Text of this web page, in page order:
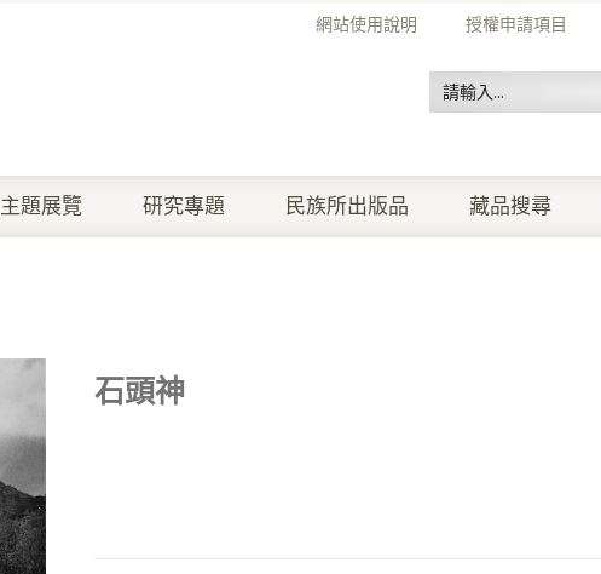
網站使用說明 授權申請項目
主題展覽 研究專題 民族所出版品 藏品搜尋
石頭神